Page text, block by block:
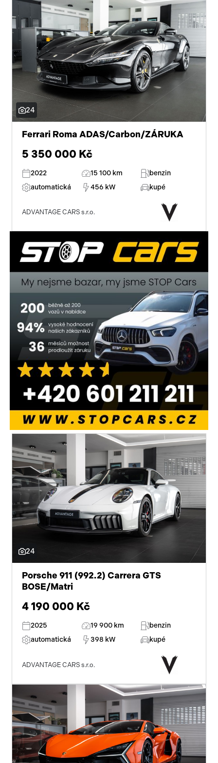
24
Ferrari Roma ADAS/Carbon/ZÁRUKA
5 350 000 Kč
2022 15 100 km
benzin
automatická
456 kW kupé
ADVANTAGE CARS s.r.o.
24
Porsche 911 (992.2) Carrera GTS
BOSE/Matri
4 190 000 Kč
2025 19 900 km
benzin
automatická
398 kW kupé
ADVANTAGE CARS s.r.o.